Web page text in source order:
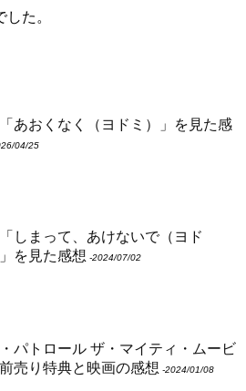
た。
あおくなく（ヨドミ）」を見た感
04/25
しまって、あけないで（ヨド
を見た感想 ‐2024/07/02
パトロール ザ・マイティ・ムービ
売り特典と映画の感想 ‐2024/01/08